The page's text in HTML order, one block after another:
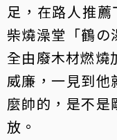
足，在路人推
柴燒澡堂「鶴の
全由廢木材燃燒
威廉，一見到他
麼帥的，是不是
放。